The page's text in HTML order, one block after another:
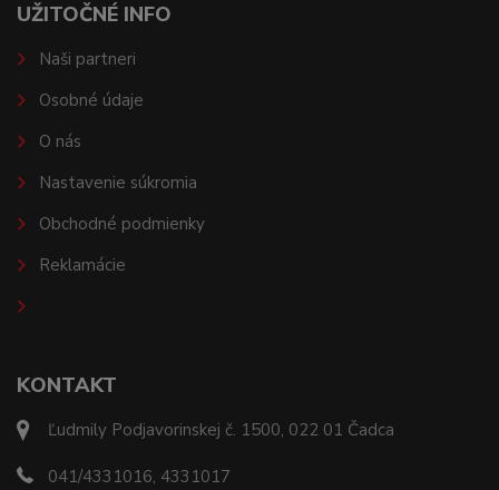
KONTAKT
Ľudmily Podjavorinskej č. 1500, 022 01 Čadca
041/4331016, 4331017
UŽITOČNÉ INFO
Naši partneri
Osobné údaje
O nás
Nastavenie súkromia
Obchodné podmienky
Reklamácie